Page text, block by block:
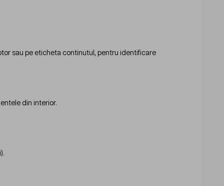
sau pe eticheta continutul, pentru identificare
din interior.